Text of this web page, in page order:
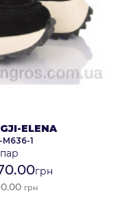
ELENA
M636-1
грн
грн